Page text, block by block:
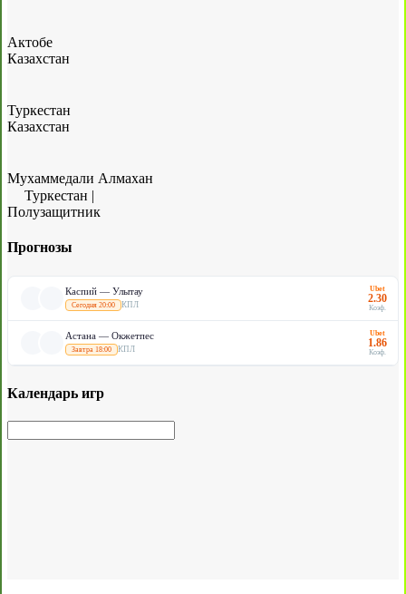
Актобе
Казахстан
Туркестан
Казахстан
Мухаммедали Алмахан
Туркестан |
Полузащитник
Прогнозы
Каспий — Улытау
Сегодня 20:00 КПЛ
Ubet
2.30
Коэф.
Астана — Окжетпес
Завтра 18:00 КПЛ
Ubet
1.86
Коэф.
Календарь игр